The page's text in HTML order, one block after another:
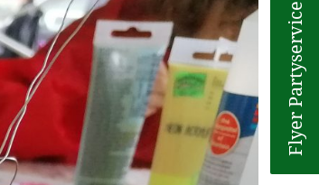
Flyer Partyservice